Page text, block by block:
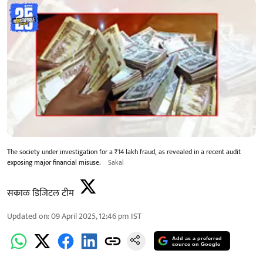
The society under investigation for a ₹14 lakh fraud, as revealed in a recent audit
exposing major financial misuse.
Sakal
सकाळ डिजिटल टीम
Updated on:09 April 2025, 12:46 pm IST
Add as a preferred
source on Google